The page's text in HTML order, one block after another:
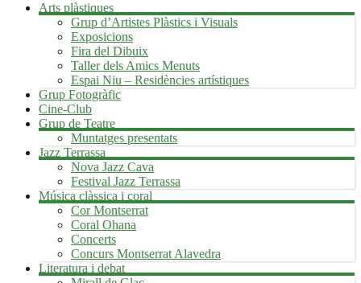
Arts plàstiques
Grup d’Artistes Plàstics i Visuals
Exposicions
Fira del Dibuix
Taller dels Amics Menuts
Espai Niu – Residències artístiques
Grup Fotogràfic
Cine-Club
Grup de Teatre
Muntatges presentats
Jazz Terrassa
Nova Jazz Cava
Festival Jazz Terrassa
Música clàssica i coral
Cor Montserrat
Coral Ohana
Concerts
Concurs Montserrat Alavedra
Literatura i debat